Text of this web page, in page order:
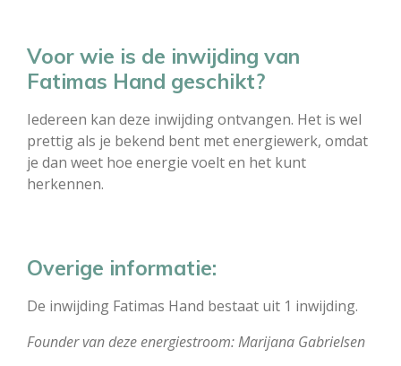
Voor wie is de inwijding van
Fatimas Hand geschikt?
Iedereen kan deze inwijding ontvangen. Het is wel
prettig als je bekend bent met energiewerk, omdat
je dan weet hoe energie voelt en het kunt
herkennen.
Overige informatie:
De inwijding Fatimas Hand bestaat uit 1 inwijding.
Founder van deze energiestroom: Marijana Gabrielsen